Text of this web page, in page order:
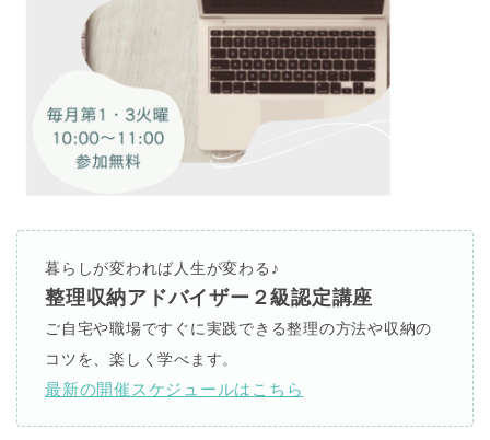
暮らしが変われば人生が変わる♪
整理収納アドバイザー２級認定講座
ご自宅や職場ですぐに実践できる整理の方法や収納の
コツを、楽しく学べます。
最新の開催スケジュールはこちら